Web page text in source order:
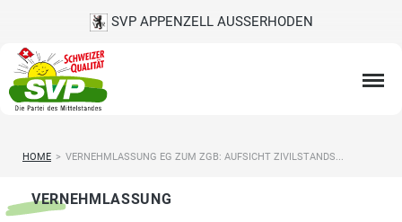
SVP APPENZELL AUSSERHODEN
HOME > VERNEHMLASSUNG EG ZUM ZGB: AUFSICHT ZIVILSTANDS...
VERNEHMLASSUNG